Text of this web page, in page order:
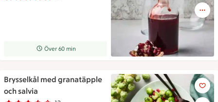
Receptet tar Över 60 min att tillaga
Över 60 min
Brysselkål med granatäpple
och salvia
Ett fat fyllt med brysselkål